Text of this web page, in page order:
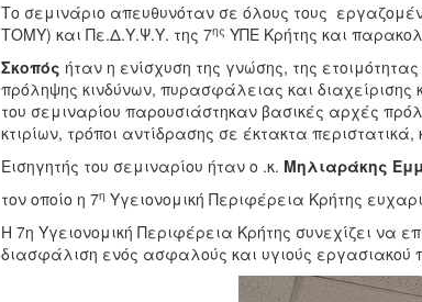
Το σεμινάριο απευθυνόταν σε όλους τους
ΤΟΜΥ) και Πε.Δ.Υ.Ψ.Υ. της 7ης ΥΠΕ Κρήτης και
Σκοπός ήταν η ενίσχυση της γνώσης, της
πρόληψης κινδύνων, πυρασφάλειας και
του σεμιναρίου παρουσιάστηκαν βασικές αρχές
κτιρίων, τρόποι αντίδρασης σε έκτακτα
Εισηγητής του σεμιναρίου ήταν ο .κ. Μηλιαράκης
τον οποίο η 7η Υγειονομική Περιφέρεια Κρήτης
Η 7η Υγειονομική Περιφέρεια Κρήτης συνεχίζει να
διασφάλιση ενός ασφαλούς και υγιούς εργασιακού